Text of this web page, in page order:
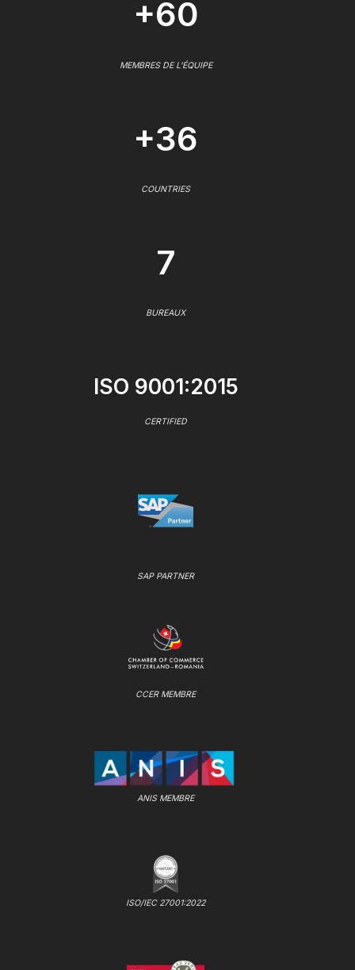
+60
MEMBRES DE L'ÉQUIPE
+36
COUNTRIES
7
BUREAUX
ISO 9001:2015
CERTIFIED
SAP PARTNER
CCER MEMBRE
ANIS MEMBRE
ISO/IEC 27001:2022